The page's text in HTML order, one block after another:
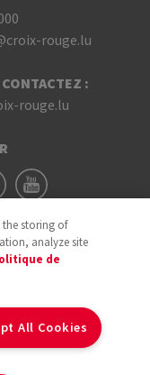
rouge.lu
:
rouge.lu
the storing of
analyze site
de
All Cookies